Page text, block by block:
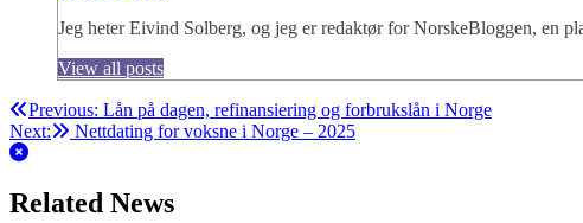
Jeg heter Eivind Solberg, og jeg er redaktør for NorskeBloggen, en
View all posts
Post
navigation
Previous: Lån på dagen, refinansiering og forbrukslån i Norge
Next:
Nettdating for voksne i Norge – 2025
Related News